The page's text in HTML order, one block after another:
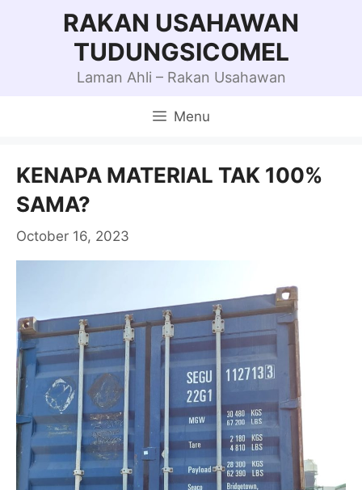
RAKAN USAHAWAN
TUDUNGSICOMEL
Laman Ahli – Rakan Usahawan
Menu
KENAPA MATERIAL TAK 100%
SAMA?
October 16, 2023